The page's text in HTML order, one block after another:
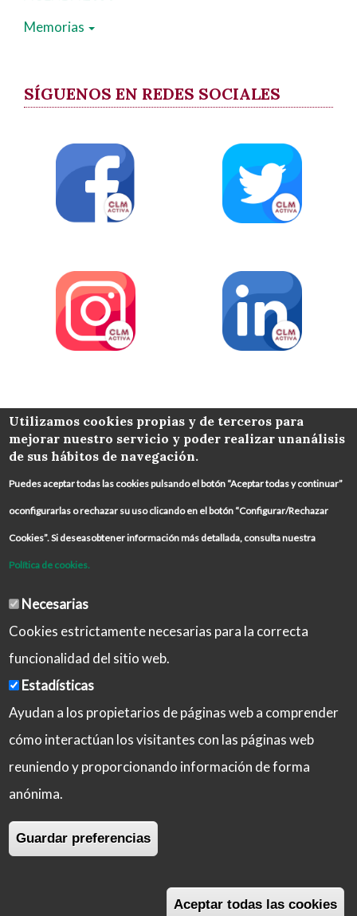
Memorias
SÍGUENOS EN REDES SOCIALES
COLABORA
Copyright © 2026 Castilla-La Mancha Activa
Utilizamos cookies propias y de terceros para
mejorar nuestro servicio y poder realizar unanálisis
de sus hábitos de navegación.
Puedes aceptar todas las cookies pulsando el botón “Aceptar todas y continuar”
oconfigurarlas o rechazar su uso clicando en el botón “Configurar/Rechazar
Cookies”. Si deseasobtener información más detallada, consulta nuestra
Política de cookies.
Necesarias
Cookies estrictamente necesarias para la correcta
funcionalidad del sitio web.
Estadísticas
Ayudan a los propietarios de páginas web a comprender
cómo interactúan los visitantes con las páginas web
reuniendo y proporcionando información de forma
anónima.
Guardar preferencias
Aceptar todas las cookies